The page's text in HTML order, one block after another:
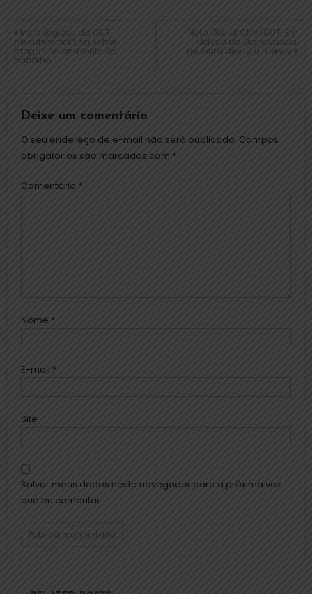
Metalúrgicos da CUT
discutem política sobre
drogas no ambiente de
trabalho
Nota Oficial CNM/CUT: Em
defesa da Democracia,
nenhum direito a menos
Deixe um comentário
O seu endereço de e-mail não será publicado. Campos
obrigatórios são marcados com *
Comentário *
Nome *
E-mail *
Site
Salvar meus dados neste navegador para a próxima vez
que eu comentar.